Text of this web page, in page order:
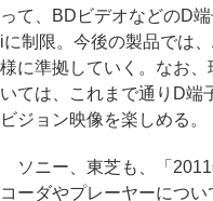
って、BDビデオなどのD
iに制限。今後の製品では
様に準拠していく。なお、
いては、これまで通りD端
ビジョン映像を楽しめる。
ソニー、東芝も、「
コーダやプレーヤーにつ